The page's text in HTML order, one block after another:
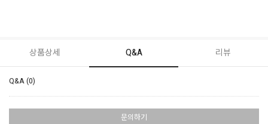
상품상세 Q&A 리뷰
Q&A (0)
문의하기